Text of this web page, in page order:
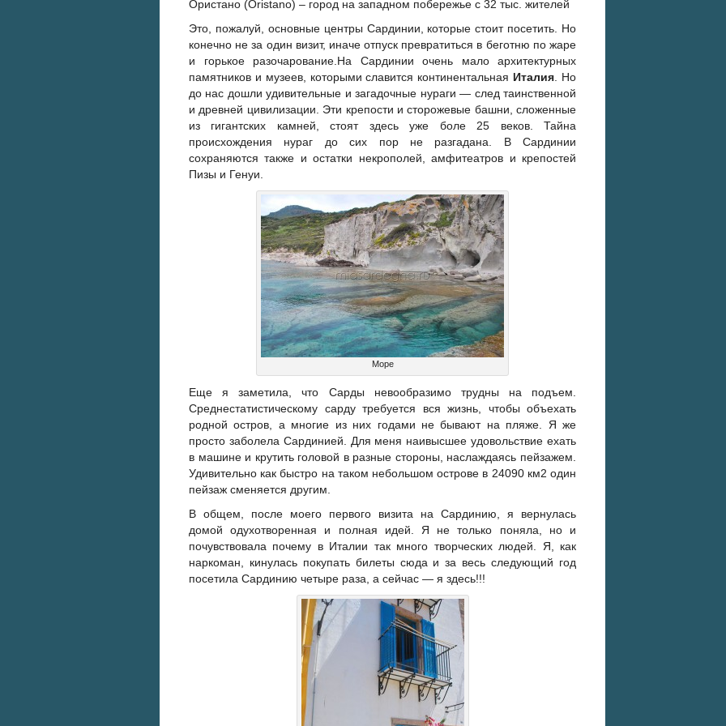
Ористано (Oristano) – город на западном побережье с 32 тыс. жителей
Это, пожалуй, основные центры Сардинии, которые стоит посетить. Но
конечно не за один визит, иначе отпуск превратиться в беготню по жаре
и горькое разочарование.На Сардинии очень мало архитектурных
памятников и музеев, которыми славится континентальная Италия . Но
до нас дошли удивительные и загадочные нураги — след таинственной
и древней цивилизации. Эти крепости и сторожевые башни, сложенные
из гигантских камней, стоят здесь уже боле 25 веков. Тайна
происхождения нураг до сих пор не разгадана. В Сардинии
сохраняются также и остатки некрополей, амфитеатров и крепостей
Пизы и Генуи.
Море
Еще я заметила, что Сарды невообразимо трудны на подъем.
Среднестатистическому сарду требуется вся жизнь, чтобы объехать
родной остров, а многие из них годами не бывают на пляже. Я же
просто заболела Сардинией. Для меня наивысшее удовольствие ехать
в машине и крутить головой в разные стороны, наслаждаясь пейзажем.
Удивительно как быстро на таком небольшом острове в 24090 км2 один
пейзаж сменяется другим.
В общем, после моего первого визита на Сардинию, я вернулась
домой одухотворенная и полная идей. Я не только поняла, но и
почувствовала почему в Италии так много творческих людей. Я, как
наркоман, кинулась покупать билеты сюда и за весь следующий год
посетила Сардинию четыре раза, а сейчас — я здесь!!!